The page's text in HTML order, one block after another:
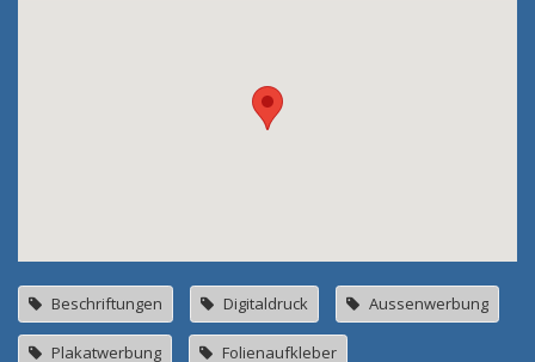
Beschriftungen Digitaldruck Aussenwerbung
Plakatwerbung Folienaufkleber